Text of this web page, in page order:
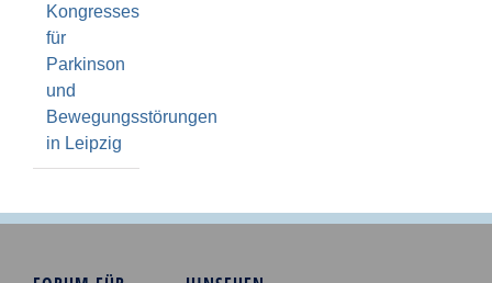
Kongresses
für
Parkinson
und
Bewegungsstörungen
in Leipzig